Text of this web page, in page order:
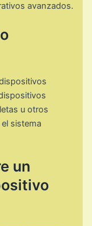
avanzados.
u otros
sistema
un